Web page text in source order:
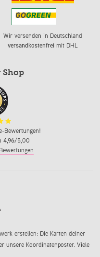
Wir versenden in Deutschland
versandkostenfreimit DHL
Shop
Bewertungen!
4,96/5,00
erstellen: Die Karten deiner
unsere Koordinatenposter. Viele